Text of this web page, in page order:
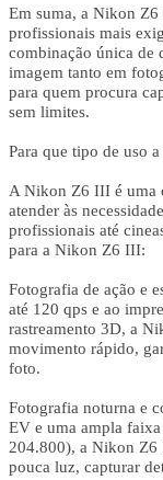
Em suma, a Nikon Z6
profissionais mais
combinação única de
imagem tanto em
para quem procura
sem limites.
Para que tipo de uso
A Nikon Z6 III é uma
atender às
profissionais até
para a Nikon Z6 III:
Fotografia de ação e
até 120 qps e ao
rastreamento 3D, a
movimento rápido,
foto.
Fotografia noturna e
EV e uma ampla
204.800), a Nikon Z6
pouca luz, capturar